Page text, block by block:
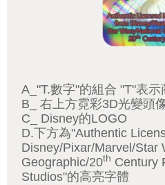
A_"T.數字"的組合 "T"表
B_ 右上方霓彩3D光變頭
C_ Disney的LOGO
D.下方為"Authentic
Disney/Pixar/Marvel/Star
Geographic/20th Century
Studios"的高亮字體